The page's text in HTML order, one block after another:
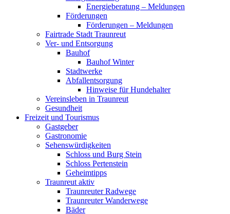
Energieberatung – Meldungen
Förderungen
Förderungen – Meldungen
Fairtrade Stadt Traunreut
Ver- und Entsorgung
Bauhof
Bauhof Winter
Stadtwerke
Abfallentsorgung
Hinweise für Hundehalter
Vereinsleben in Traunreut
Gesundheit
Freizeit und Tourismus
Gastgeber
Gastronomie
Sehenswürdigkeiten
Schloss und Burg Stein
Schloss Pertenstein
Geheimtipps
Traunreut aktiv
Traunreuter Radwege
Traunreuter Wanderwege
Bäder